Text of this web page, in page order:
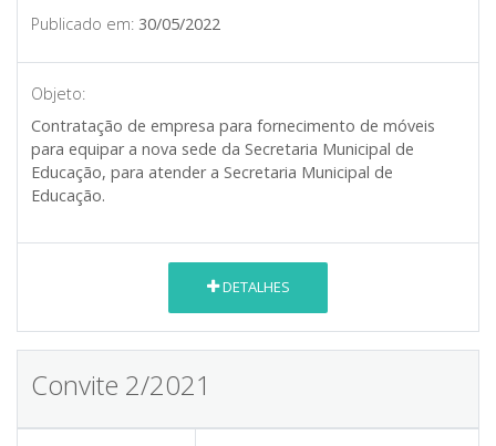
Publicado em: 30/05/2022
Objeto:
Contratação de empresa para fornecimento de móveis
para equipar a nova sede da Secretaria Municipal de
Educação, para atender a Secretaria Municipal de
Educação.
DETALHES
Convite 2/2021